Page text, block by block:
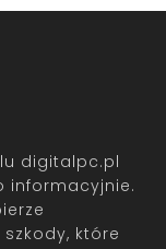
digitalpc.pl
informacyjnie.
które